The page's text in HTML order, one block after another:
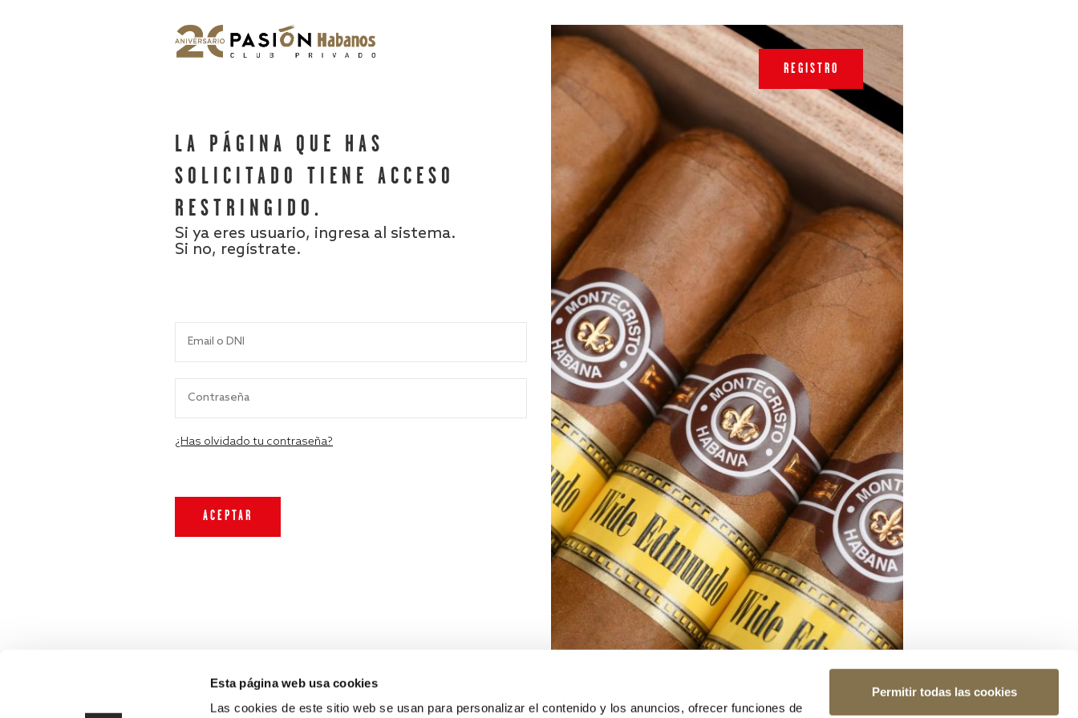
Esta página web usa cookies
Las cookies de este sitio web se usan para personalizar el contenido y los anuncios, ofrecer funciones de
Permitir todas las cookies
LA PÁGINA QUE HAS
SOLICITADO TIENE ACCESO
RESTRINGIDO.
Si ya eres usuario, ingresa al sistema.
Si no, regístrate.
¿Has olvidado tu contraseña?
REGISTRO